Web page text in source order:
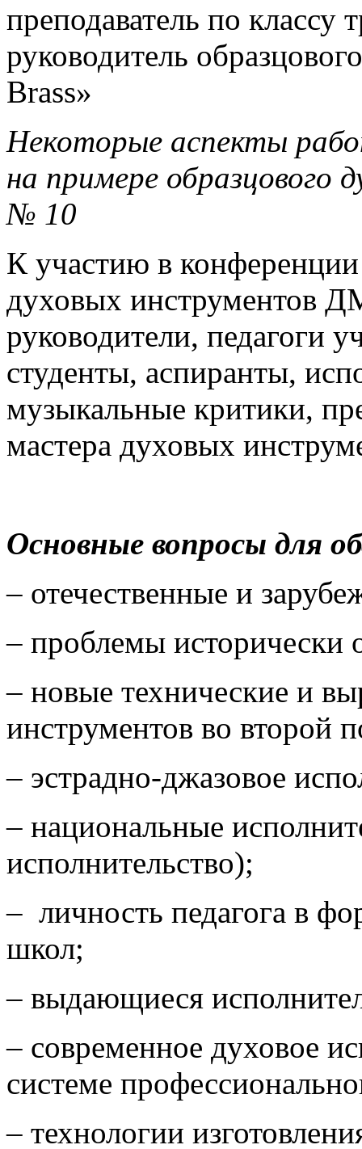
преподаватель по
руководитель
Brass»
Некоторые аспекты
на примере образцового
№ 10
К участию в конференции
духовых инструментов
руководители, педагоги
студенты, аспиранты,
музыкальные критики,
мастера духовых
Основные вопросы для
– отечественные и
– проблемы исторически
– новые технические и
инструментов во второй
– эстрадно-джазовое
– национальные
исполнительство);
– личность педагога в
школ;
– выдающиеся
– современное духовое
системе
– технологии